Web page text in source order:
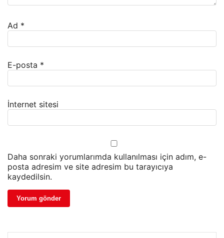
Ad *
E-posta *
İnternet sitesi
Daha sonraki yorumlarımda kullanılması için adım, e-
posta adresim ve site adresim bu tarayıcıya
kaydedilsin.